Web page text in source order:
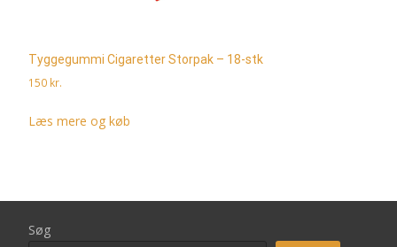
Tyggegummi Cigaretter Storpak – 18-stk
150 kr.
Læs mere og køb
Søg